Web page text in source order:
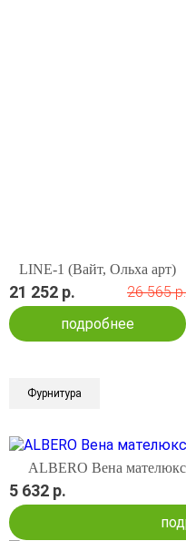
LINE-1 (Вайт, Ольха арт)
21 252 р.
26 565 р.
подробнее
Фурнитура
ALBERO Вена
5 632 р.